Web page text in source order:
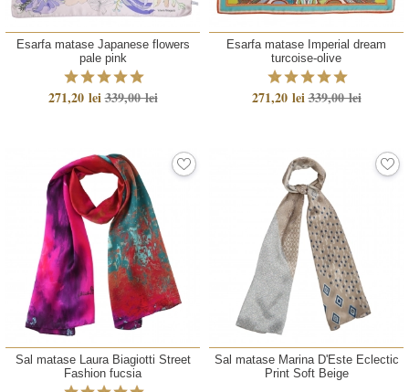
Esarfa matase Japanese flowers
pale pink
271,20 lei339,00 lei
Esarfa matase Imperial dream
turcoise-olive
271,20 lei339,00 lei
Sal matase Laura Biagiotti Street
Fashion fucsia
Sal matase Marina D'Este Eclectic
Print Soft Beige